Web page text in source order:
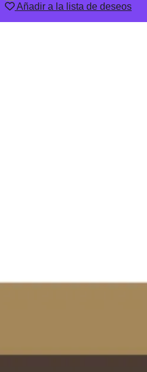
Añadir a la lista de deseos